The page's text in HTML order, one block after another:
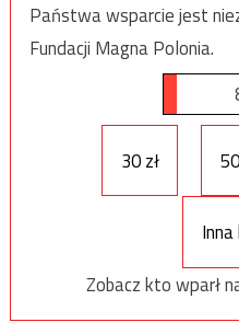
Państwa wsparcie jest
Fundacji Magna Polonia.
30 zł
Zobacz kto wparł